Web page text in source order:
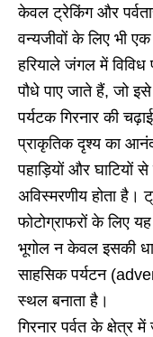
केवल ट्रेकिंग और
वन्यजीवों के लिए भी
हरियाले जंगल में विविध
पौधे पाए जाते हैं, जो इसे
पर्यटक गिरनार की
प्राकृतिक दृश्य का
पहाड़ियों और घाटियों
अविस्मरणीय होता है।
फोटोग्राफरों के लिए
भूगोल न केवल इसकी
साहसिक पर्यटन
स्थल बनाता है।
गिरनार पर्वत के क्षेत्र